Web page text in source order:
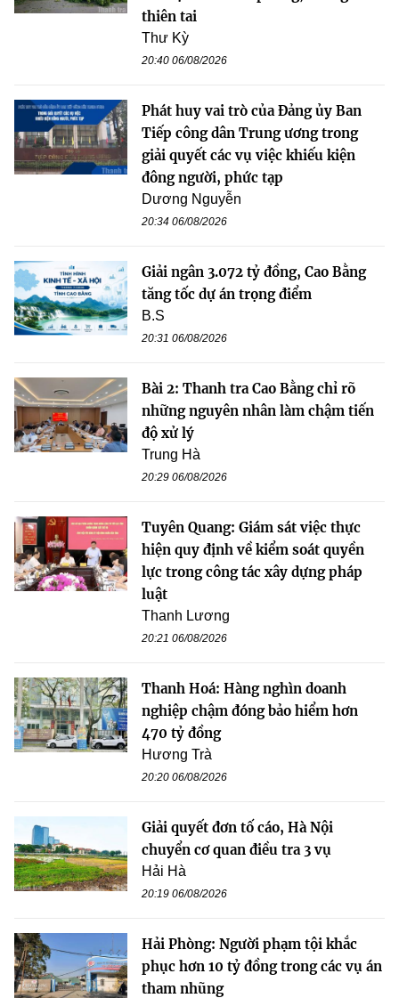
thiên tai
Thư Kỳ
20:40 06/08/2026
Phát huy vai trò của Đảng ủy Ban
Tiếp công dân Trung ương trong
giải quyết các vụ việc khiếu kiện
đông người, phức tạp
Dương Nguyễn
20:34 06/08/2026
Giải ngân 3.072 tỷ đồng, Cao Bằng
tăng tốc dự án trọng điểm
B.S
20:31 06/08/2026
Bài 2: Thanh tra Cao Bằng chỉ rõ
những nguyên nhân làm chậm tiến
độ xử lý
Trung Hà
20:29 06/08/2026
Tuyên Quang: Giám sát việc thực
hiện quy định về kiểm soát quyền
lực trong công tác xây dựng pháp
luật
Thanh Lương
20:21 06/08/2026
Thanh Hoá: Hàng nghìn doanh
nghiệp chậm đóng bảo hiểm hơn
470 tỷ đồng
Hương Trà
20:20 06/08/2026
Giải quyết đơn tố cáo, Hà Nội
chuyển cơ quan điều tra 3 vụ
Hải Hà
20:19 06/08/2026
Hải Phòng: Người phạm tội khắc
phục hơn 10 tỷ đồng trong các vụ án
tham nhũng